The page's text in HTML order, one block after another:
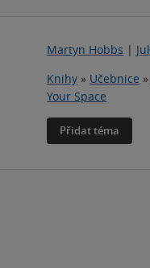
Martyn Hobbs |
Knihy » Učebnice »
Your Space
Přidat téma